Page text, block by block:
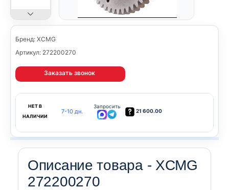
Бренд: XCMG
Артикул: 272200270
Заказать звонок
НЕТ В
НАЛИЧИИ
7-10 дн.
Запросить
21 600.00
Описание товара - XCMG
272200270